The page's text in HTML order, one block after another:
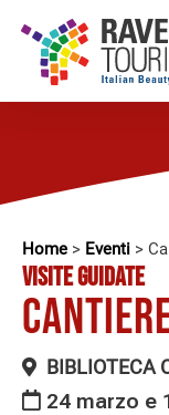
Home > Eventi >
VISITE GUIDATE
BIBLIOTECA
24 marzo e